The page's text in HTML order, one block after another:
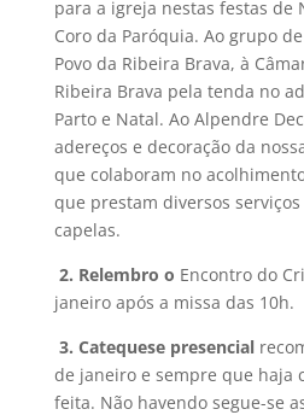
para a igreja nestas festas de
Coro da Paróquia. Ao grupo
Povo da Ribeira Brava, à
Ribeira Brava pela tenda no
Parto e Natal. Ao Alpendre
adereços e decoração da
que colaboram no
que prestam diversos
capelas.
2. Relembro o Encontro do
janeiro após a missa das 10h.
3. Catequese presencial
de janeiro e sempre que haja
feita. Não havendo segue-se